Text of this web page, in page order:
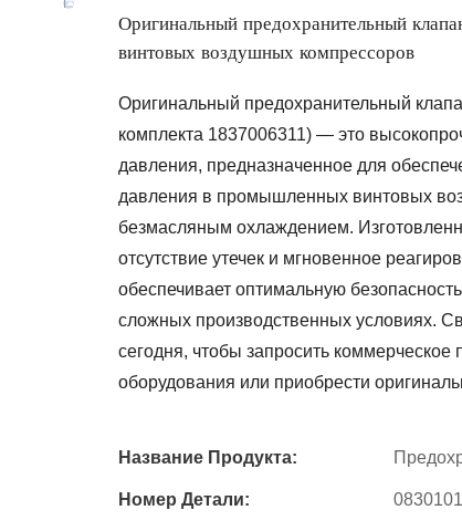
Оригинальный предохранительный
винтовых воздушных компрессоров
Оригинальный предохранительный
комплекта 1837006311) — это
давления, предназначенное для
давления в промышленных винтовых
безмасляным охлаждением.
отсутствие утечек и мгновенное
обеспечивает оптимальную
сложных производственных условиях.
сегодня, чтобы запросить
оборудования или приобрести
Название Продукта:
Номер Детали: